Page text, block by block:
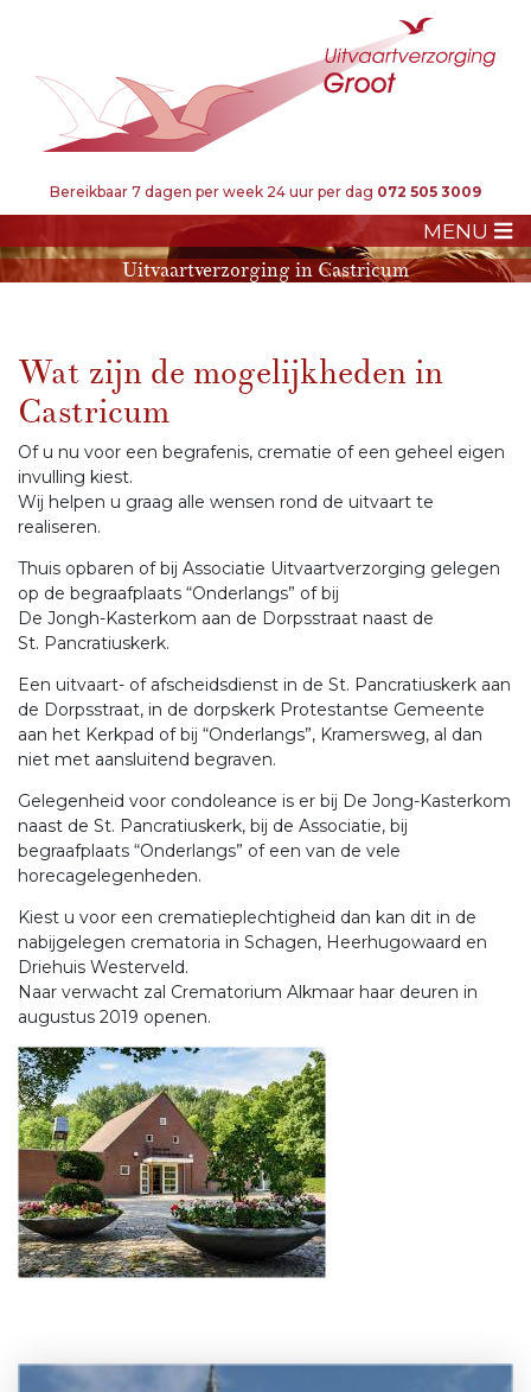
Bereikbaar 7 dagen per week 24 uur per dag 072 505 3009
MENU
Uitvaartverzorging in Castricum
Wat zijn de mogelijkheden in
Castricum
Of u nu voor een begrafenis, crematie of een geheel eigen
invulling kiest.
Wij helpen u graag alle wensen rond de uitvaart te
realiseren.
Thuis opbaren of bij Associatie Uitvaartverzorging gelegen
op de begraafplaats “Onderlangs” of bij
De Jongh-Kasterkom aan de Dorpsstraat naast de
St. Pancratiuskerk.
Een uitvaart- of afscheidsdienst in de St. Pancratiuskerk aan
de Dorpsstraat, in de dorpskerk Protestantse Gemeente
aan het Kerkpad of bij “Onderlangs”, Kramersweg, al dan
niet met aansluitend begraven.
Gelegenheid voor condoleance is er bij De Jong-Kasterkom
naast de St. Pancratiuskerk, bij de Associatie, bij
begraafplaats “Onderlangs” of een van de vele
horecagelegenheden.
Kiest u voor een crematieplechtigheid dan kan dit in de
nabijgelegen crematoria in Schagen, Heerhugowaard en
Driehuis Westerveld.
Naar verwacht zal Crematorium Alkmaar haar deuren in
augustus 2019 openen.